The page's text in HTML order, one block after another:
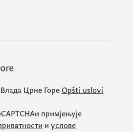
Влада Црне Горе Opšti uslovi
и примјењује
и услове